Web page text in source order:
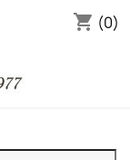
shopping_cart (0)